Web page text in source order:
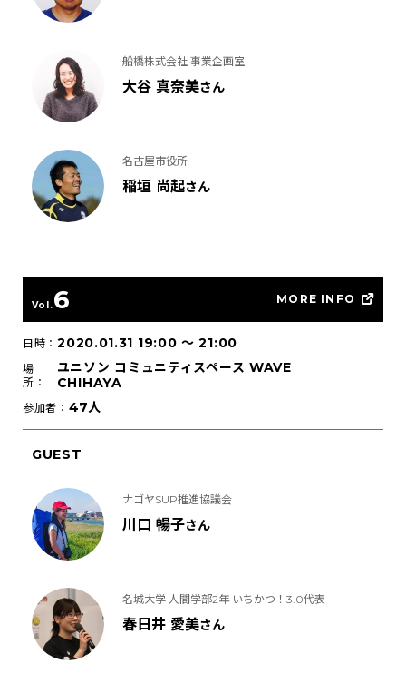
船橋株式会社 事業企画室
大谷 真奈美さん
名古屋市役所
稲垣 尚起さん
Vol.6 MORE INFO
日時：2020.01.31 19:00〜 21:00
場
所：
ユニソン コミュニティスペース WAVE
CHIHAYA
参加者： 47人
GUEST
ナゴヤSUP推進協議会
川口 暢子さん
名城大学 人間学部2年 いちかつ！3.0代表
春日井 愛美さん